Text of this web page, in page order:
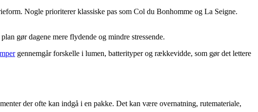
Nogle prioriterer klassiske pas som Col du Bonhomme og La Seigne.
gør dagene mere flydende og mindre stressende.
gennemgår forskelle i lumen, batterityper og rækkevidde, som gør det lettere
der ofte kan indgå i en pakke. Det kan være overnatning, rutemateriale,